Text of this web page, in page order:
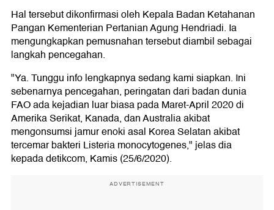
Hal tersebut dikonfirmasi oleh Kepala Badan Ketahanan
Pangan Kementerian Pertanian Agung Hendriadi. Ia
mengungkapkan pemusnahan tersebut diambil sebagai
langkah pencegahan.
"Ya. Tunggu info lengkapnya sedang kami siapkan. Ini
sebenarnya pencegahan, peringatan dari badan dunia
FAO ada kejadian luar biasa pada Maret-April 2020 di
Amerika Serikat, Kanada, dan Australia akibat
mengonsumsi jamur enoki asal Korea Selatan akibat
tercemar bakteri Listeria monocytogenes," jelas dia
kepada detikcom, Kamis (25/6/2020).
ADVERTISEMENT